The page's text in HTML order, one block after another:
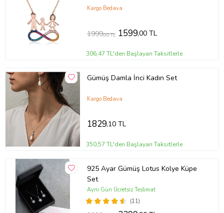
Kargo Bedava
1999,00 TL 1599,00 TL
306,47 TL'den Başlayan Taksitlerle
Gümüş Damla İnci Kadın Set
Kargo Bedava
1829,10 TL
350,57 TL'den Başlayan Taksitlerle
925 Ayar Gümüş Lotus Kolye Küpe
Set
(11)
Aynı Gün Ücretsiz Teslimat